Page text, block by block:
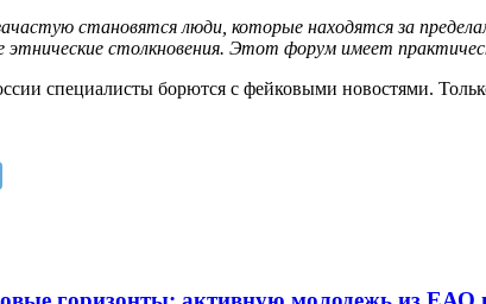
становятся люди, которые находятся за
столкновения. Этот форум имеет
специалисты борются с фейковыми новостями.